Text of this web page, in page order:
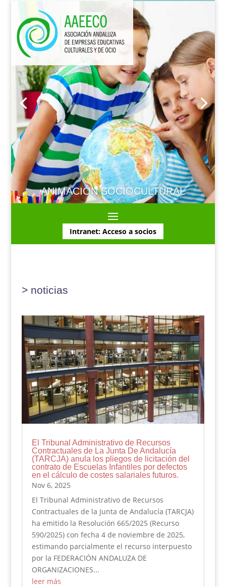
ANIMACIÓN SOCIOCULTURAL
Intranet: Acceso a socios
> noticias
El Tribunal Administrativo de Recursos
Contractuales de La Junta De Andalucía
(TARCJA) anula los pliegos de licitación del
contrato de Escuelas Infantiles por defectos
en el cálculo de costes salariales futuros.
Nov 6, 2025
El Tribunal Administrativo de Recursos
Contractuales de la Junta de Andalucía (TARCJA)
ha emitido la Resolución 665/2025 (Recurso
590/2025) con fecha 4 de noviembre de 2025,
estimando parcialmente el recurso interpuesto
por la FEDERACIÓN ANDALUZA DE
ORGANIZACIONES...
leer más